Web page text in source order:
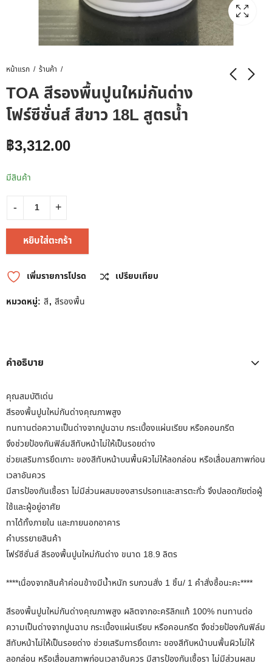
หน้าแรก ร้านค้า
TOA สีรองพื้นปูนใหม่กันด่าง
โฟร์ซีซั่นส์ สีขาว 18L สูตรน้ำ
฿3,312.00
มีสินค้า
หยิบใส่ตะกร้า
เพิ่มรายการโปรด
เปรียบเทียบ
หมวดหมู่: สี, สีรองพื้น
คำอธิบาย
คุณสมบัติเด่น
สีรองพื้นปูนใหม่กันด่างคุณภาพสูง
ทนทานต่อความเป็นด่างจากปูนฉาบ กระเบื้องแผ่นเรียบ หรือคอนกรีต
จึงช่วยป้องกันฟิล์มสีทับหน้าไม่ให้เป็นรอยด่าง
ช่วยเสริมการยึดเกาะ ของสีทับหน้าบนพื้นผิวไม่ให้ลอกล่อน หรือเสื่อมสภาพก่อน
เวลาอันควร
มีสารป้องกันเชื้อรา ไม่มีส่วนผสมของสารปรอทและสารตะกั่ว จึงปลอดภัยต่อผู้
ใช้และผู้อยู่อาศัย
ทาได้ทั้งภายใน และภายนอกอาคาร
คำบรรยายสินค้า
โฟร์ซีซั่นส์ สีรองพื้นปูนใหม่กันด่าง ขนาด 18.9 ลิตร
****เนื่องจากสินค้าค่อนข้างมีน้ำหนัก รบกวนสั่ง 1 ชิ้น/ 1 คำสั่งซื้อนะคะ****
สีรองพื้นปูนใหม่กันด่างคุณภาพสูง ผลิตจากอะคริลิกแท้ 100% ทนทานต่อ
ความเป็นด่างจากปูนฉาบ กระเบื้องแผ่นเรียบ หรือคอนกรีต จึงช่วยป้องกันฟิล์ม
สีทับหน้าไม่ให้เป็นรอยด่าง ช่วยเสริมการยึดเกาะ ของสีทับหน้าบนพื้นผิวไม่ให้
ลอกล่อน หรือเสื่อมสภาพก่อนเวลาอันควร มีสารป้องกันเชื้อรา ไม่มีส่วนผสม